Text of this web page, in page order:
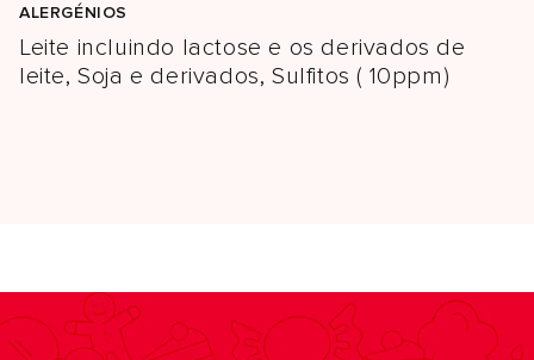
ALERGÉNIOS
Leite incluindo lactose e os derivados de
leite, Soja e derivados, Sulfitos ( 10ppm)